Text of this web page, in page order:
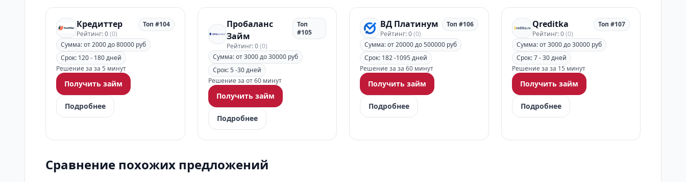
Кредиттер
Рейтинг: 0(0)
Топ #104
Сумма: от 2000 до 80000 руб
Срок: 120 - 180 дней
Решение за за 5 минут
Получить займ
Подробнее
Пробаланс
Займ
Рейтинг: 0(0)
Топ
#105
Сумма: от 3000 до 30000 руб
Срок: 5 -30 дней
Решение за от 60 минут
Получить займ
Подробнее
ВД Платинум
Рейтинг: 0(0)
Топ #106
Сумма: от 20000 до 500000 руб
Срок: 182 -1095 дней
Решение за за 60 минут
Получить займ
Подробнее
Qreditka
Рейтинг: 0(0)
Топ #107
Сумма: от 3000 до 30000 руб
Срок: 7 - 30 дней
Решение за за 15 минут
Получить займ
Подробнее
Сравнение похожих предложений